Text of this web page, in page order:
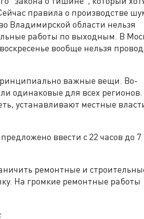
правила о производстве
Владимирской области нельзя
работы по выходным. В
вообще нельзя
важные вещи. Во-
одинаковые для всех регионов.
устанавливают местные
ввести с 22 часов до 7
ремонтные и
На громкие ремонтные работы